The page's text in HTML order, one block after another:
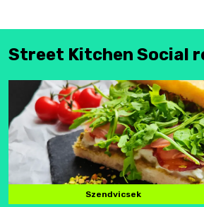
Street Kitchen Social
Szendvicsek